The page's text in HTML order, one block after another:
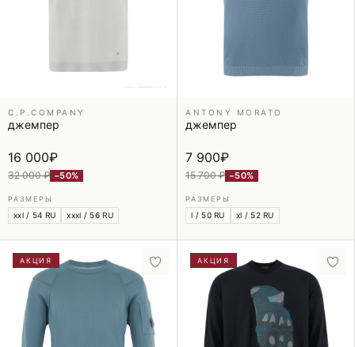
C.P.COMPANY
джемпер
16 000₽
32 000 ₽ −50%
РАЗМЕРЫ
xxl / 54 RU xxxl / 56 RU
ANTONY MORATO
джемпер
7 900₽
15 700 ₽ −50%
РАЗМЕРЫ
l / 50 RU xl / 52 RU
АКЦИЯ АКЦИЯ